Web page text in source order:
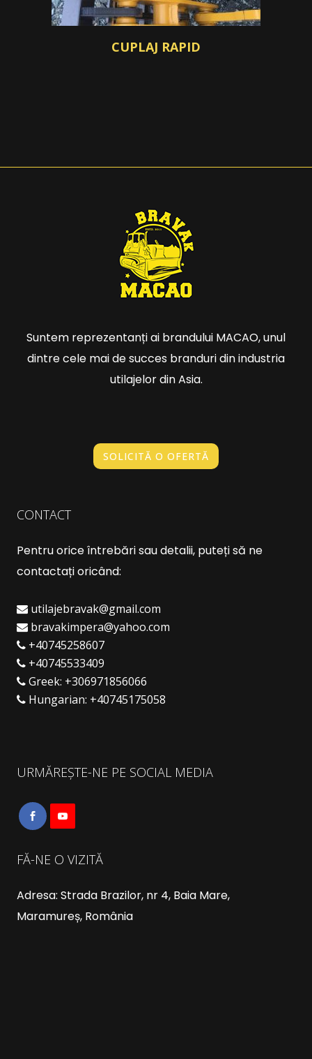
CUPLAJ RAPID
Suntem reprezentanți ai brandului MACAO, unul
dintre cele mai de succes branduri din industria
utilajelor din Asia.
SOLICITĂ O OFERTĂ
CONTACT
Pentru orice întrebări sau detalii, puteți să ne
contactați oricând:
utilajebravak@gmail.com
bravakimpera@yahoo.com
+40745258607
+40745533409
Greek: +306971856066
Hungarian: +40745175058
URMĂREȘTE-NE PE SOCIAL MEDIA
FĂ-NE O VIZITĂ
Adresa: Strada Brazilor, nr 4, Baia Mare,
Maramureș, România